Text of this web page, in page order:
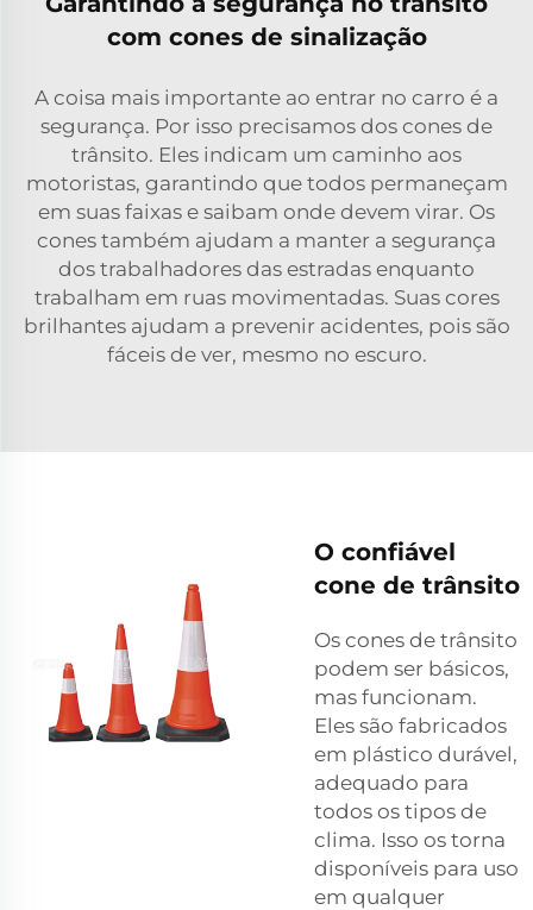
com cones de sinalização
A coisa mais importante ao entrar no carro é a
segurança. Por isso precisamos dos cones de
trânsito. Eles indicam um caminho aos
motoristas, garantindo que todos permaneçam
em suas faixas e saibam onde devem virar. Os
cones também ajudam a manter a segurança
dos trabalhadores das estradas enquanto
trabalham em ruas movimentadas. Suas cores
brilhantes ajudam a prevenir acidentes, pois são
fáceis de ver, mesmo no escuro.
O confiável
cone de trânsito
Os cones de trânsito
podem ser básicos,
mas funcionam.
Eles são fabricados
em plástico durável,
adequado para
todos os tipos de
clima. Isso os torna
disponíveis para uso
em qualquer